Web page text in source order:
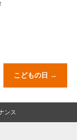
こどもの日 →
ンス